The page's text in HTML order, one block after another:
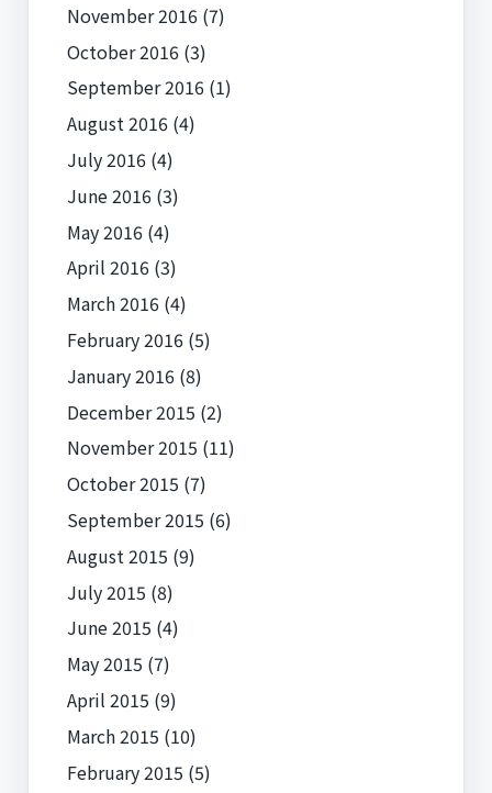
November 2016(7)
October 2016(3)
September 2016(1)
August 2016(4)
July 2016(4)
June 2016(3)
May 2016(4)
April 2016(3)
March 2016(4)
February 2016(5)
January 2016(8)
December 2015 (2)
November 2015 (11)
October 2015 (7)
September 2015 (6)
August 2015 (9)
July 2015 (8)
June 2015 (4)
May 2015 (7)
April 2015 (9)
March 2015 (10)
February 2015 (5)